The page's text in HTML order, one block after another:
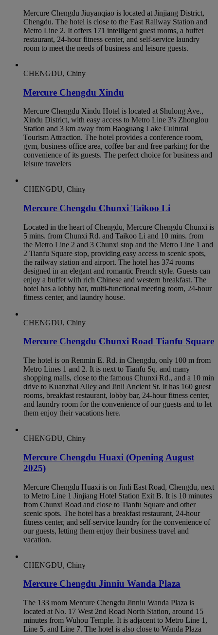
Mercure Chengdu Jiuyanqiao is located at Jinjiang District,
Chengdu. The hotel is close to the East Railway Station and
Metro Line 2. It offers 171 intelligent guest rooms, a buffet
restaurant, 24-hour fitness center, and self-service laundry
room to meet the needs of business and leisure guests.
CHENGDU, Chiny
Mercure Chengdu Xindu
Mercure Chengdu Xindu Hotel is located at Shulong Ave.,
Xindu District, with easy access to Metro Line 3's Zhonglou
Station and 3 km away from Baoguang Lake Cultural
Tourism Attraction. The hotel provides a conference room,
gym, business office area, coffee bar and free parking for the
convenience of its guests. The perfect choice for business and
leisure travelers
CHENGDU, Chiny
Mercure Chengdu Chunxi Taikoo Li
Located in the heart of Chengdu, Mercure Chengdu Chunxi is
5 mins. from Chunxi Rd. and Taikoo Li and 10 mins. from
the Metro Line 2 and 3 Chunxi stop and the Metro Line 1 and
2 Tianfu Square stop, providing easy access to scenic spots,
the railway station and airport. The hotel has 374 rooms
designed in an elegant and romantic French style. Guests can
enjoy a buffet with rich Chinese and western breakfast. The
hotel has a lobby bar, multi-functional meeting room, 24-hour
fitness center, and laundry house.
CHENGDU, Chiny
Mercure Chengdu Chunxi Road Tianfu Square
The hotel is on Renmin E. Rd. in Chengdu, only 100 m from
Metro Lines 1 and 2. It is next to Tianfu Sq. and many
shopping malls, close to the famous Chunxi Rd., and a 10 min
drive to Kuanzhai Alley and Jinli Ancient St. It has 160 guest
rooms, breakfast restaurant, lobby bar, 24-hour fitness center,
and laundry room for the convenience of our guests and to let
them enjoy their vacations here.
CHENGDU, Chiny
Mercure Chengdu Huaxi (Opening August
2025)
Mercure Chengdu Huaxi is on Jinli East Road, Chengdu, next
to Metro Line 1 Jinjiang Hotel Station Exit B. It is 10 minutes
from Chunxi Road and close to Tianfu Square and other
scenic spots. The hotel has a breakfast restaurant, 24-hour
fitness center, and self-service laundry for the convenience of
our guests, letting them enjoy their business travel and
vacation.
CHENGDU, Chiny
Mercure Chengdu Jinniu Wanda Plaza
The 133 room Mercure Chengdu Jinniu Wanda Plaza is
located at No. 17 West 2nd Road North Station, around 15
minutes from Wuhou Temple. It is adjacent to Metro Line 1,
Line 5, and Line 7. The hotel is also close to Wanda Plaza